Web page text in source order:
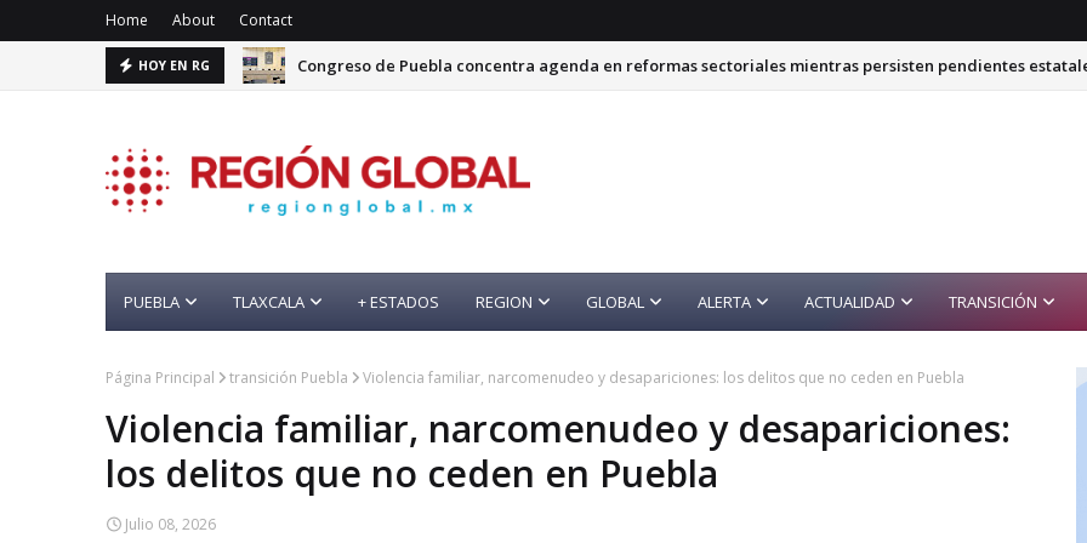
Home About Contact
HOY EN RG Congreso de Puebla concentra agenda en reformas sectoriales mientras persisten pendientes
PUEBLA TLAXCALA + ESTADOS REGION GLOBAL ALERTA ACTUALIDAD TRANSICIÓN
Página Principal transición Puebla Violencia familiar, narcomenudeo y desapariciones: los delitos que no ceden en Puebla
Violencia familiar, narcomenudeo y desapariciones:
los delitos que no ceden en Puebla
Julio 08, 2026